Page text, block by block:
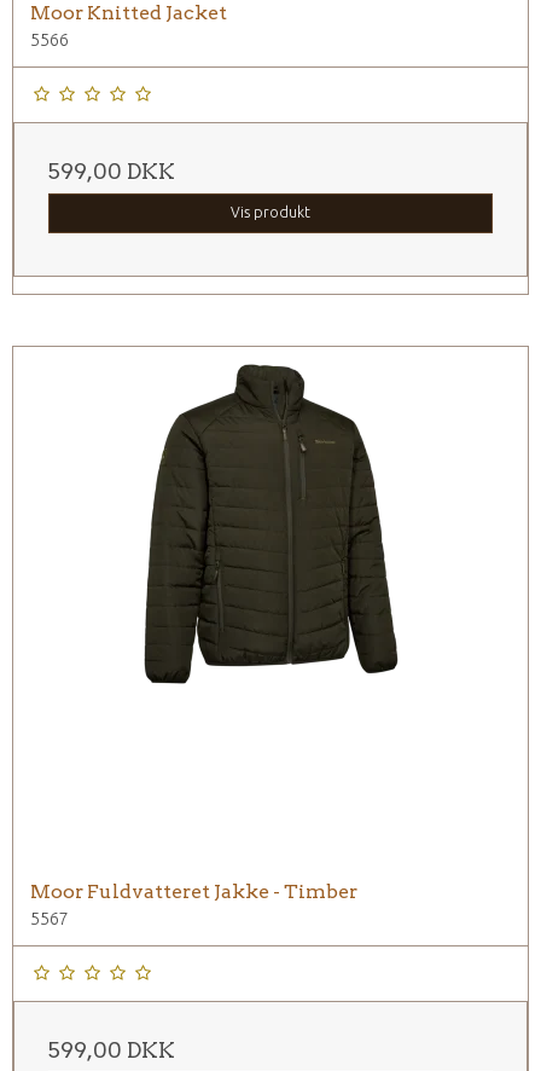
Moor Knitted Jacket
5566
599,00 DKK
Vis produkt
Moor Fuldvatteret Jakke - Timber
5567
599,00 DKK